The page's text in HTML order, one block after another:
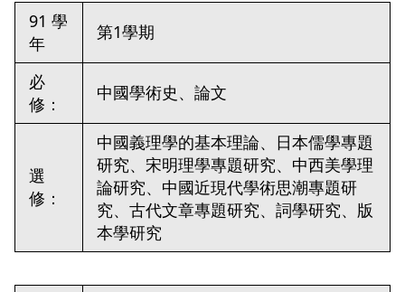
91 學
年
第1學期
必
修：
中國學術史、論文
選
修：
中國義理學的基本理論、日本儒學專題
研究、宋明理學專題研究、中西美學理
論研究、中國近現代學術思潮專題研
究、古代文章專題研究、詞學研究、版
本學研究